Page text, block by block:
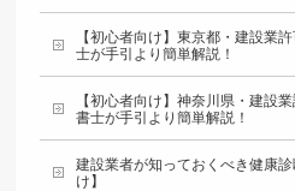
【初心者向け】東京都・建設業
士が手引より簡単解説！
【初心者向け】神奈川県・建設
書士が手引より簡単解説！
建設業者が知っておくべき健康
け】